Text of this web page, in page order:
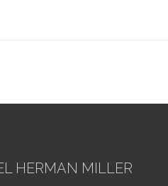
HERMAN MILLER